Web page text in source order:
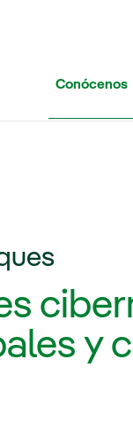
Conócenos
Grupo Iberdrola
Redes
Generación
y